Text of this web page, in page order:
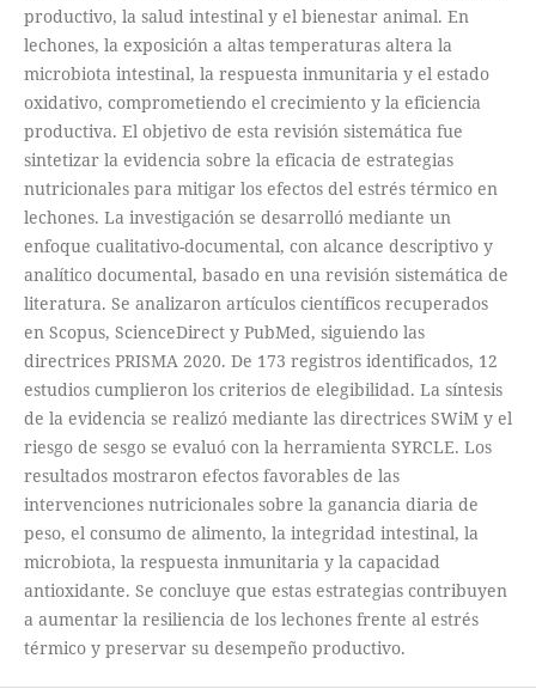
productivo, la salud intestinal y el bienestar animal. En
lechones, la exposición a altas temperaturas altera la
microbiota intestinal, la respuesta inmunitaria y el estado
oxidativo, comprometiendo el crecimiento y la eficiencia
productiva. El objetivo de esta revisión sistemática fue
sintetizar la evidencia sobre la eficacia de estrategias
nutricionales para mitigar los efectos del estrés térmico en
lechones. La investigación se desarrolló mediante un
enfoque cualitativo-documental, con alcance descriptivo y
analítico documental, basado en una revisión sistemática de
literatura. Se analizaron artículos científicos recuperados
en Scopus, ScienceDirect y PubMed, siguiendo las
directrices PRISMA 2020. De 173 registros identificados, 12
estudios cumplieron los criterios de elegibilidad. La síntesis
de la evidencia se realizó mediante las directrices SWiM y el
riesgo de sesgo se evaluó con la herramienta SYRCLE. Los
resultados mostraron efectos favorables de las
intervenciones nutricionales sobre la ganancia diaria de
peso, el consumo de alimento, la integridad intestinal, la
microbiota, la respuesta inmunitaria y la capacidad
antioxidante. Se concluye que estas estrategias contribuyen
a aumentar la resiliencia de los lechones frente al estrés
térmico y preservar su desempeño productivo.